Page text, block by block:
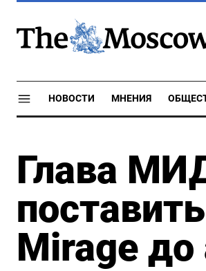
НОВОСТИ МНЕНИЯ
Глава
Mirage до